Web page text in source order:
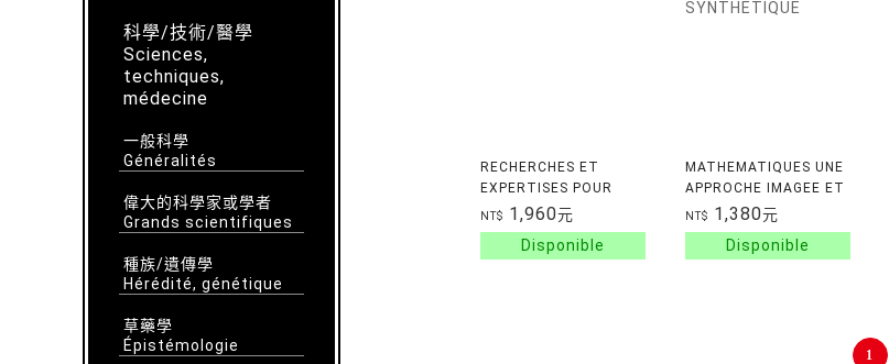
科學/技術/醫學
Sciences,
techniques,
médecine
一般科學
Généralités
偉大的科學家或學者
Grands scientifiques
種族/遺傳學
Hérédité, génétique
草藥學
Épistémologie
RECHERCHES ET
EXPERTISES POUR
L'ENSEIGNEMENT
SCIENTIFIQUE
TECHNOLOGIE -
NT$ 1,960元
MATHEMATIQUES UNE
APPROCHE IMAGEE ET
SYNTHETIQUE
NT$ 1,380元
1